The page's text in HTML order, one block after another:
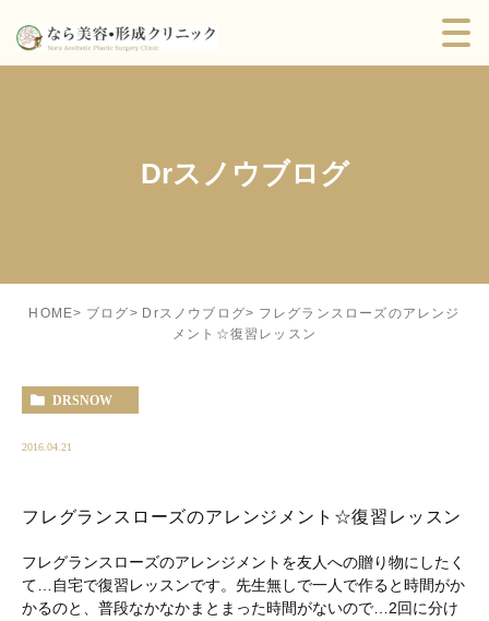
Drスノウブログ
HOME ブログ Drスノウブログ
フレグランスローズのアレンジ
メント☆復習レッスン
DRSNOW
2016.04.21
フレグランスローズのアレンジメント☆復習レッスン
フレグランスローズのアレンジメントを友人への贈り物にしたく
て…自宅で復習レッスンです。先生無しで一人で作ると時間がか
かるのと、普段なかなかまとまった時間がないので…2回に分け